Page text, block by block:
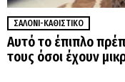
ΣΑΛΌΝΙ-ΚΑΘΙΣΤΙΚΌ
Αυτό το έπιπλο
τους όσοι έχουν